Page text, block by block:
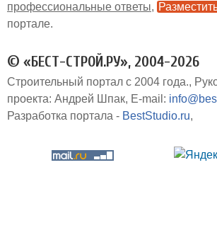
профессиональные ответы
портале
© «БЕСТ-СТРОЙ.РУ», 2004-2026
Строительный портал с 2004 года.
проекта: Андрей Шпак E-mail:
Разработка портала - BestStudio.ru